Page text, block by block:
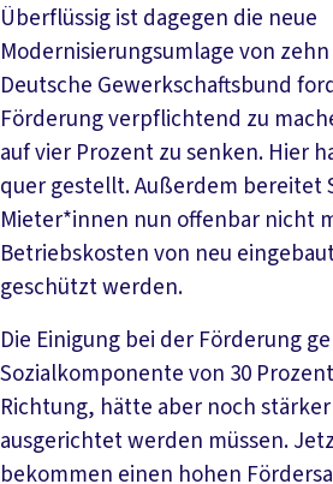
Überflüssig ist dagegen die neue
Modernisierungsumlage von
Deutsche Gewerkschaftsbund
Förderung verpflichtend zu
auf vier Prozent zu senken. Hier
quer gestellt. Außerdem bereitet
Mieter*innen nun offenbar nicht
Betriebskosten von neu
geschützt werden.
Die Einigung bei der Förderung
Sozialkomponente von 30
Richtung, hätte aber noch
ausgerichtet werden müssen.
bekommen einen hohen